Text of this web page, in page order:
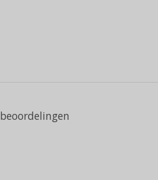
beoordelingen